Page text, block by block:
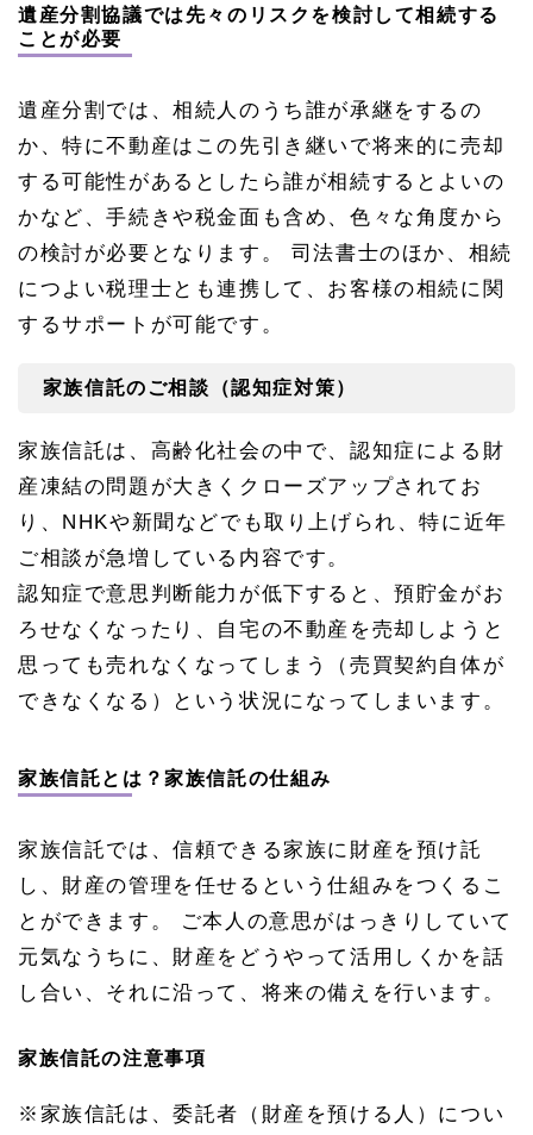
遺産分割協議では先々のリスクを検討して相続する
ことが必要
遺産分割では、相続人のうち誰が承継をするの
か、特に不動産はこの先引き継いで将来的に売却
する可能性があるとしたら誰が相続するとよいの
かなど、手続きや税金面も含め、色々な角度から
の検討が必要となります。 司法書士のほか、相続
につよい税理士とも連携して、お客様の相続に関
するサポートが可能です。
家族信託のご相談（認知症対策）
家族信託は、高齢化社会の中で、認知症による財
産凍結の問題が大きくクローズアップされてお
り、NHKや新聞などでも取り上げられ、特に近年
ご相談が急増している内容です。
認知症で意思判断能力が低下すると、預貯金がお
ろせなくなったり、自宅の不動産を売却しようと
思っても売れなくなってしまう（売買契約自体が
できなくなる）という状況になってしまいます。
家族信託とは？家族信託の仕組み
家族信託では、信頼できる家族に財産を預け託
し、財産の管理を任せるという仕組みをつくるこ
とができます。 ご本人の意思がはっきりしていて
元気なうちに、財産をどうやって活用しくかを話
し合い、それに沿って、将来の備えを行います。
家族信託の注意事項
※家族信託は、委託者（財産を預ける人）につい